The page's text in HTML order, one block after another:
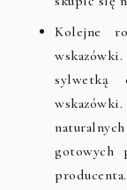
Kolejne
sylwetką
gotowych